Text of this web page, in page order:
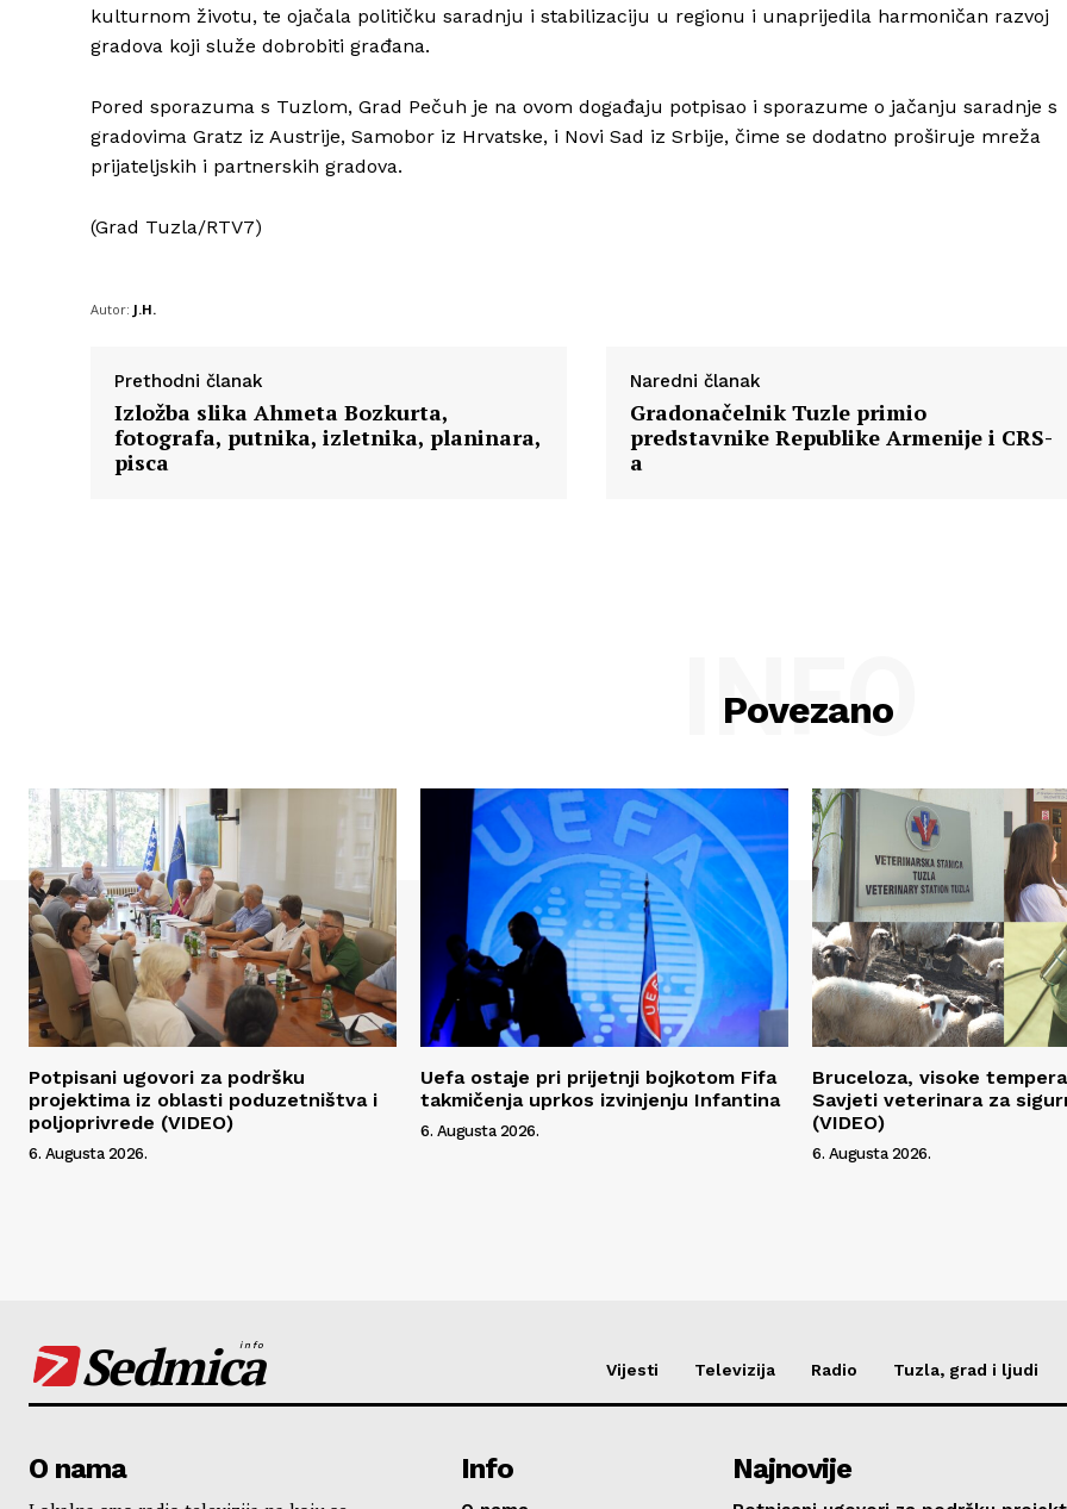
O nama
Kontakt
kulturnom životu, te ojačala političku saradnju i stabilizaciju u regionu i unaprijedila harmoničan razvoj
gradova koji služe dobrobiti građana.
Pored sporazuma s Tuzlom, Grad Pečuh je na ovom događaju potpisao i sporazume o jačanju saradnje s
gradovima Gratz iz Austrije, Samobor iz Hrvatske, i Novi Sad iz Srbije, čime se dodatno proširuje mreža
prijateljskih i partnerskih gradova.
(Grad Tuzla/RTV7)
Autor: J.H.
Prethodni članak
Izložba slika Ahmeta Bozkurta,
fotografa, putnika, izletnika, planinara,
pisca
Naredni članak
Gradonačelnik Tuzle primio
predstavnike Republike Armenije i CRS-
a
Povezano
INFO
Potpisani ugovori za podršku
projektima iz oblasti poduzetništva i
poljoprivrede (VIDEO)
6. Augusta 2026.
Uefa ostaje pri prijetnji bojkotom Fifa
takmičenja uprkos izvinjenju Infantina
6. Augusta 2026.
Bruceloza, visoke
Savjeti veterinara za
(VIDEO)
6. Augusta 2026.
Sedmica
info
Vijesti Televizija Radio Tuzla, grad i ljudi
O nama Info Najnovije